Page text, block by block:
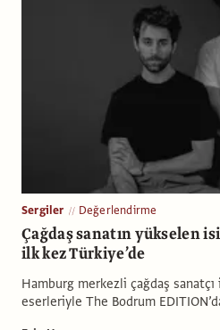
Sergiler Değerlendirme
Çağdaş sanatın yükselen
ilk kez Türkiye’de
Hamburg merkezli çağdaş
eserleriyle The Bodrum